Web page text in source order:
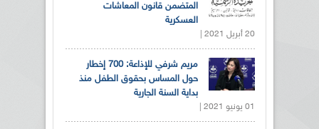
المتضمن قانون المعاشات
العسكرية
20 أبريل 2021 |
مريم شرفي للإذاعة: 700 إخطار
حول المساس بحقوق الطفل منذ
بداية السنة الجارية
01 يونيو 2021 |